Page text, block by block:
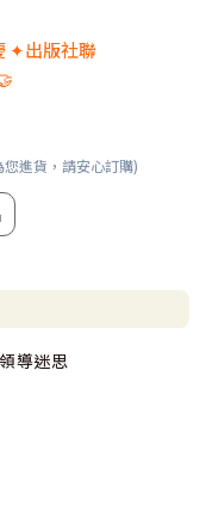
✦出版社聯
進貨，請安心訂購)
導迷思